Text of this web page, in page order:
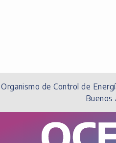
Organismo de Control de
Buenos